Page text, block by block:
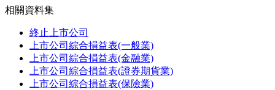
相關資料集
終止上市公司
上市公司綜合損益表(一般業)
上市公司綜合損益表(金融業)
上市公司綜合損益表(證券期貨業)
上市公司綜合損益表(保險業)